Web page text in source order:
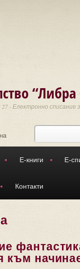
- Електронно списание
Търси
Е-книги Е-
Контакти
към